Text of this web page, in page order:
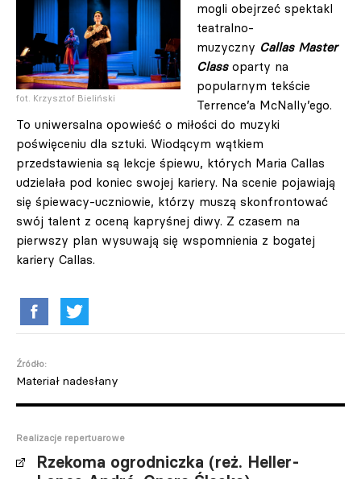
fot. Krzysztof Bieliński
mogli obejrzeć spektakl
teatralno-
muzyczny Callas Master
Class oparty na
popularnym tekście
Terrence’a McNally’ego.
To uniwersalna opowieść o miłości do muzyki
poświęceniu dla sztuki. Wiodącym wątkiem
przedstawienia są lekcje śpiewu, których Maria Callas
udzielała pod koniec swojej kariery. Na scenie pojawiają
się śpiewacy-uczniowie, którzy muszą skonfrontować
swój talent z oceną kapryśnej diwy. Z czasem na
pierwszy plan wysuwają się wspomnienia z bogatej
kariery Callas.
Źródło:
Materiał nadesłany
Realizacje repertuarowe
Rzekoma ogrodniczka (reż. Heller-